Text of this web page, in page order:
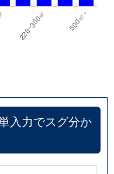
入力でスグ分か